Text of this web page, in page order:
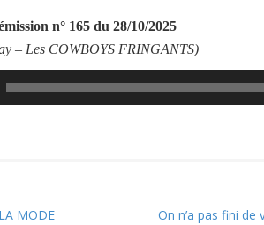
n° 165 du 28/10/2025
– Les COWBOYS FRINGANTS)
MODE On n’a pas fini de